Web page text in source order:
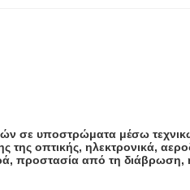
σε υποστρώματα μέσω
οπτικής, ηλεκτρονικά,
προστασία από τη διάβρωση,